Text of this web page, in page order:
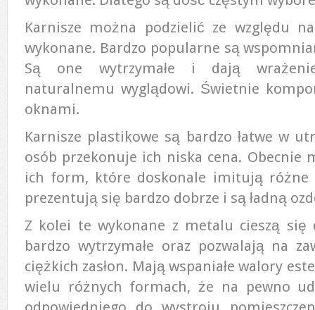
Karnisze można podzielić ze względu
wykonane. Bardzo popularne są
Są one wytrzymałe i dają
naturalnemu wyglądowi. Świetnie
oknami.
Karnisze plastikowe są bardzo łatwe w
osób przekonuje ich niska cena. Obecnie
ich form, które doskonale imitują różne
prezentują się bardzo dobrze i są ładną
Z kolei te wykonane z metalu cieszą się
bardzo wytrzymałe oraz pozwalają na
ciężkich zasłon. Mają wspaniałe walory
wielu różnych formach, że na pewno